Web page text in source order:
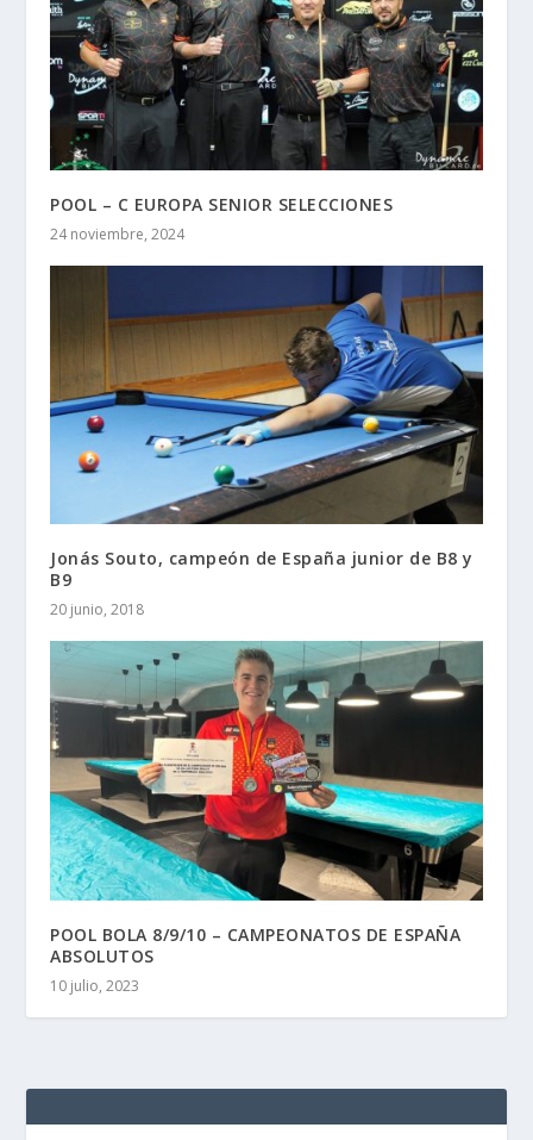
POOL – C EUROPA SENIOR SELECCIONES
24 noviembre, 2024
Jonás Souto, campeón de España junior de B8 y
B9
20 junio, 2018
POOL BOLA 8/9/10 – CAMPEONATOS DE ESPAÑA
ABSOLUTOS
10 julio, 2023